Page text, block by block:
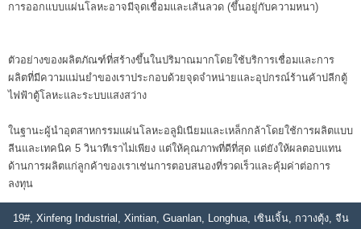
การออกแบบแผ่นโลหะอาจมีจุดเชื่อมและเส้นลวด (ขึ้นอยู่กับความหนา)
ตัวอย่างของผลิตภัณฑ์ที่สร้างขึ้นในปริมาณมากโดยใช้บริการเชื่อมและการ
ผลิตที่มีความแม่นยำของเราประกอบด้วยจุดจำหน่ายและอุปกรณ์ร้านค้าปลีกตู้
ไฟฟ้าตู้โลหะและระบบแสงสว่าง
ในฐานะผู้นำอุตสาหกรรมแผ่นโลหะอลูมิเนียมและเหล็กกล้าโดยใช้การผลิตแบบ
ลีนและเทคนิค 5 วินาทีเราไม่เพียง แต่ให้คุณภาพที่ดีที่สุด แต่ยังให้ผลตอบแทน
ด้านการผลิตแก่ลูกค้าของเราเช่นการตอบสนองที่รวดเร็วและคุ้มค่าต่อการ
ลงทุน
19#, Xinfeng Industrial, Xintian, Guanlan, Longhua, เซินเจิ้น, กวางตุ้ง, จีน